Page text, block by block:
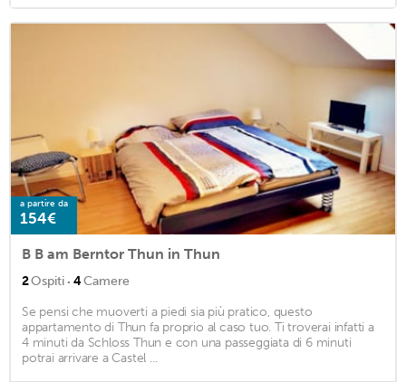
a partire da
154€
B B am Berntor Thun in Thun
2Ospiti · 4Camere
Se pensi che muoverti a piedi sia più pratico, questo
appartamento di Thun fa proprio al caso tuo. Ti troverai infatti a
4 minuti da Schloss Thun e con una passeggiata di 6 minuti
potrai arrivare a Castel ...